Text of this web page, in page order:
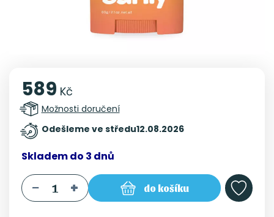
589 Kč
Možnosti doručení
Odešleme ve středu12.08.2026
Skladem do 3 dnů
do košíku